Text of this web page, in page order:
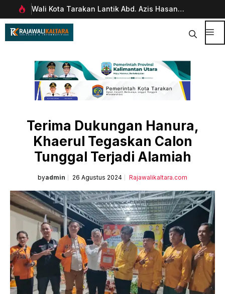
Langsung
ke
Wali Kota Tarakan Lantik Abd. Azis Hasan
sebagai Sekda
Terima Dukungan Hanura,
Khaerul Tegaskan Calon
Tunggal Terjadi Alamiah
byadmin 26 Agustus 2024 Rajawalikaltara.com